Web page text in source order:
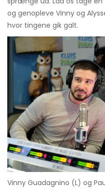
og genopleve Vinny og
hvor tingene gik galt.
Vinny Guadagnino (L) og